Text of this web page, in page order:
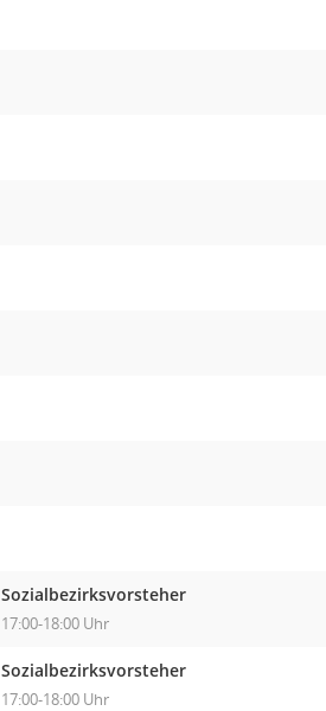
Sozialbezirksvorsteher
17:00-18:00 Uhr
Sozialbezirksvorsteher
17:00-18:00 Uhr